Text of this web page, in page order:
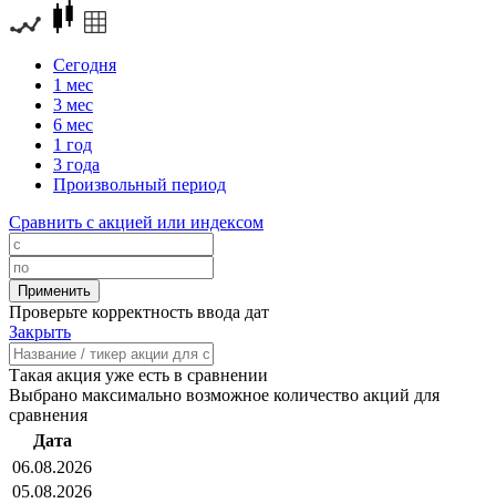
Сегодня
1 мес
3 мес
6 мес
1 год
3 года
Произвольный период
Сравнить с акцией или индексом
Проверьте корректность ввода дат
Закрыть
Такая акция уже есть в сравнении
Выбрано максимально возможное количество акций для
сравнения
Дата
06.08.2026
05.08.2026